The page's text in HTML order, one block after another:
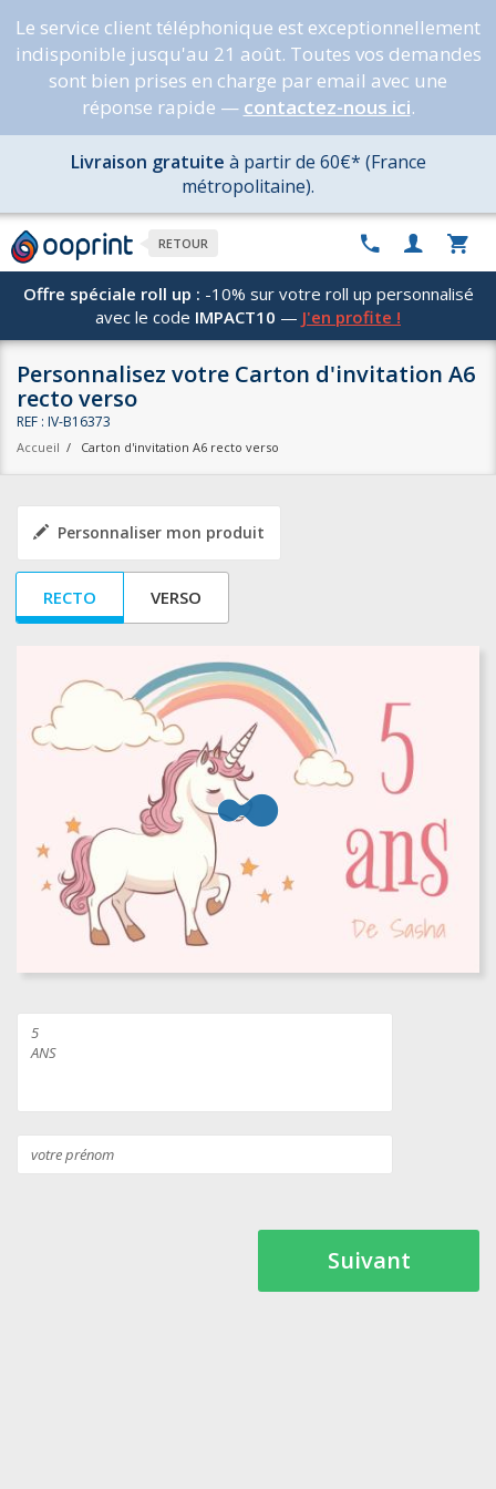
Le service client téléphonique est exceptionnellement
indisponible jusqu'au 21 août. Toutes vos demandes
sont bien prises en charge par email avec une
réponse rapide — contactez-nous ici.
Livraison gratuite à partir de 60€* (France
métropolitaine).
RETOUR
Offre spéciale roll up : -10% sur votre roll up personnalisé
avec le code IMPACT10 — J'en profite !
Personnalisez votre Carton d'invitation A6
recto verso
REF : IV-B16373
Accueil / Carton d'invitation A6 recto verso
Personnaliser mon produit
RECTO VERSO
Suivant